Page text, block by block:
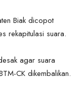
Biak dicopot
rekapitulasi suara.
agar suara
CK dikembalikan.